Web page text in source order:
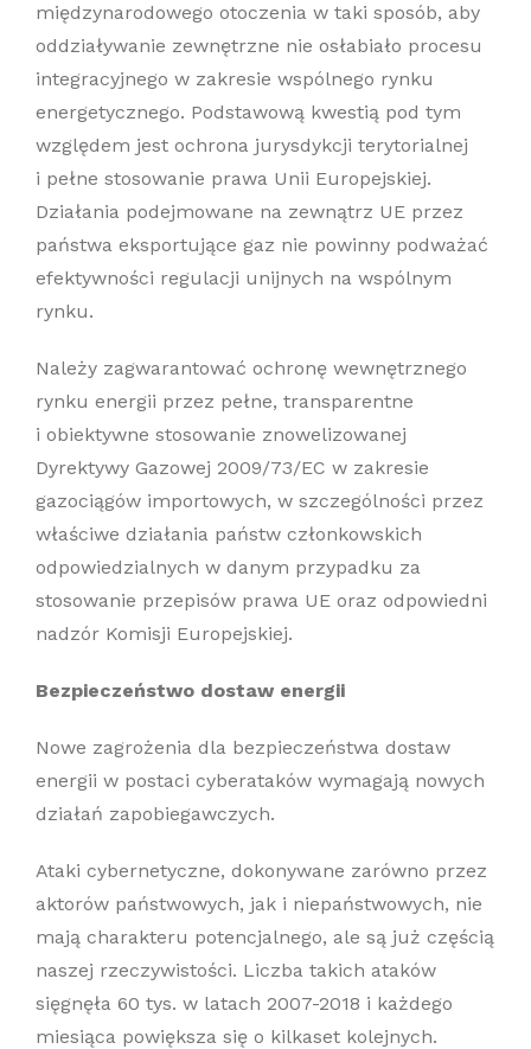
międzynarodowego otoczenia w taki sposób, aby
oddziaływanie zewnętrzne nie osłabiało procesu
integracyjnego w zakresie wspólnego rynku
energetycznego. Podstawową kwestią pod tym
względem jest ochrona jurysdykcji terytorialnej
i pełne stosowanie prawa Unii Europejskiej.
Działania podejmowane na zewnątrz UE przez
państwa eksportujące gaz nie powinny podważać
efektywności regulacji unijnych na wspólnym
rynku.
Należy zagwarantować ochronę wewnętrznego
rynku energii przez pełne, transparentne
i obiektywne stosowanie znowelizowanej
Dyrektywy Gazowej 2009/73/EC w zakresie
gazociągów importowych, w szczególności przez
właściwe działania państw członkowskich
odpowiedzialnych w danym przypadku za
stosowanie przepisów prawa UE oraz odpowiedni
nadzór Komisji Europejskiej.
Bezpieczeństwo dostaw energii
Nowe zagrożenia dla bezpieczeństwa dostaw
energii w postaci cyberataków wymagają nowych
działań zapobiegawczych.
Ataki cybernetyczne, dokonywane zarówno przez
aktorów państwowych, jak i niepaństwowych, nie
mają charakteru potencjalnego, ale są już częścią
naszej rzeczywistości. Liczba takich ataków
sięgnęła 60 tys. w latach 2007-2018 i każdego
miesiąca powiększa się o kilkaset kolejnych.